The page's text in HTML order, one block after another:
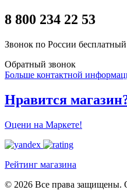
8 800 234 22 53
Звонок по России бесплатный
Обратный звонок
Больше контактной
Нравится
Оцени на Маркете!
Рейтинг магазина
© 2026 Все права защищены.